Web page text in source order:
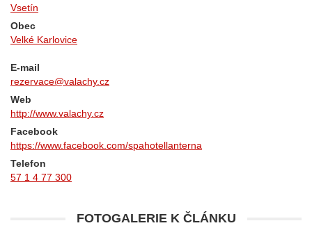
Vsetín
Obec
Velké Karlovice
E-mail
rezervace@valachy.cz
Web
http://www.valachy.cz
Facebook
https://www.facebook.com/spahotellanterna
Telefon
57 1 4 77 300
FOTOGALERIE K ČLÁNKU